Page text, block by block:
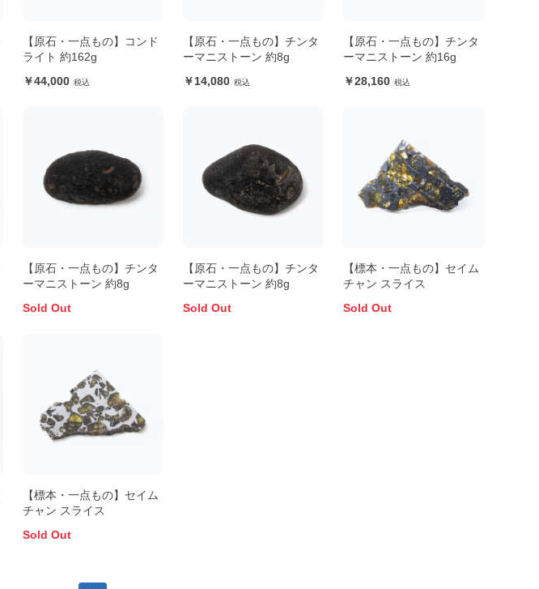
【原石・一点もの】コンド
ライト 約162g
44,000
【原石・一点もの】チンタ
ーマニストーン 約8g
14,080
【原石・一点もの】チンタ
ーマニストーン 約16g
28,160
【原石・一点もの】チンタ
ーマニストーン 約8g
Sold Out
【原石・一点もの】チンタ
ーマニストーン 約8g
Sold Out
【標本・一点もの】セイム
チャン スライス
Sold Out
【標本・一点もの】セイム
チャン スライス
Sold Out